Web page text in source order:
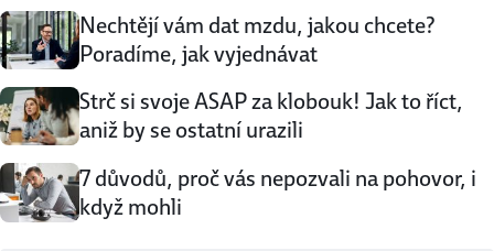
inzeráty vhodné …Nechtějí vám dat mzdu, jakou chcete?
Poradíme, jak vyjednávat
Strč si svoje ASAP za klobouk! Jak to říct,
aniž by se ostatní urazili
7 důvodů, proč vás nepozvali na pohovor, i
když mohli